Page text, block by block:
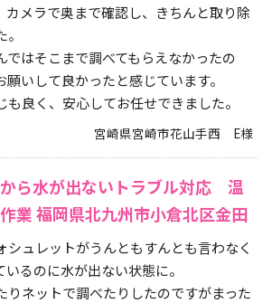
カメラで奥まで確認し、きちんと取り除
ではそこまで調べてもらえなかったの
いして良かったと感じています。
も良く、安心してお任せできました。
宮崎県宮崎市花山手西 E様
ら水が出ないトラブル対応 温
業 福岡県北九州市小倉北区金田
シュレットがうんともすんとも言わなく
るのに水が出ない状態に。
りネットで調べたりしたのですがまった